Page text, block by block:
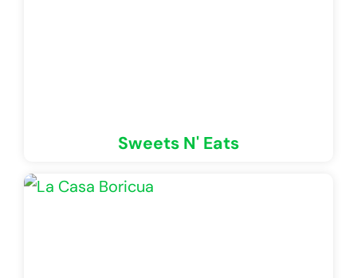
Sweets N' Eats